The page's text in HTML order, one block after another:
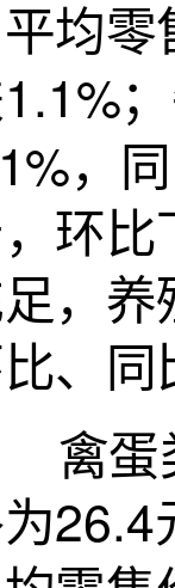
均
，
环比
，养
、同
类
26.4